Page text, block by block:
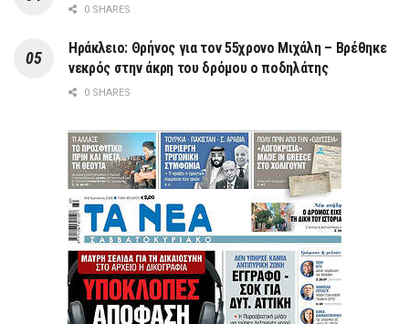
0 SHARES
Ηράκλειο: Θρήνος για τον 55χρονο Μιχάλη – Βρέθηκε
νεκρός στην άκρη του δρόμου ο ποδηλάτης
0 SHARES